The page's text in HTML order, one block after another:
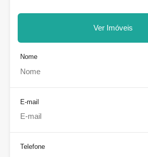
Ver Imóveis
Nome
E-mail
Telefone